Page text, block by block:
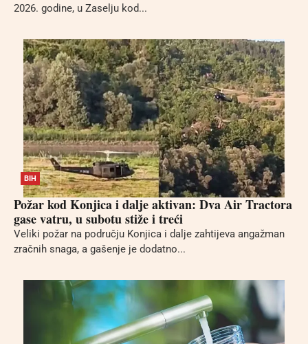
2026. godine, u Zaselju kod...
BIH
Požar kod Konjica i dalje aktivan: Dva Air Tractora
gase vatru, u subotu stiže i treći
Veliki požar na području Konjica i dalje zahtijeva angažman
zračnih snaga, a gašenje je dodatno...